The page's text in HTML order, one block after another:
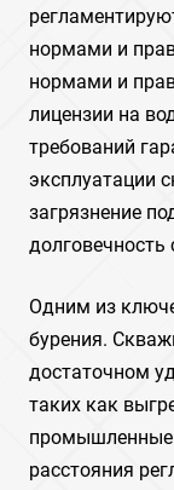
нормами и
нормами и
лицензии на
требований
эксплуатации
загрязнение
долговечность
Одним из
бурения.
достаточном
таких как
расстояния